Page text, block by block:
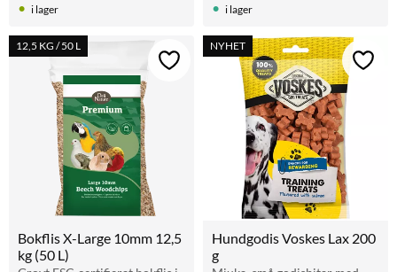
i lager i lager
Bokflis X-Large 10mm 12,5
kg (50 L)
12,5 KG / 50 L
Lägg till i favoriter
Hundgodis Voskes Lax 200
g
NYHET
Lägg